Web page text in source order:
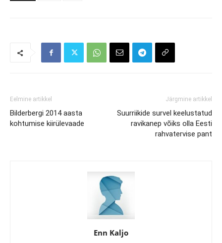
Eelmine artikkel
Bilderbergi 2014 aasta
kohtumise kiirülevaade
Järgmine artikkel
Suurriikide survel keelustatud
ravikanep võiks olla Eesti
rahvatervise pant
Enn Kaljo